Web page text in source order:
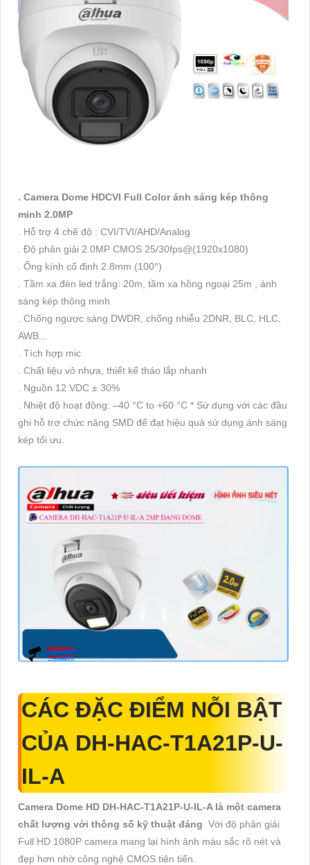
. Camera Dome HDCVI Full Color ánh sáng kép thông
minh 2.0MP
. Hỗ trợ 4 chế độ : CVI/TVI/AHD/Analog
. Độ phân giải 2.0MP CMOS 25/30fps@(1920x1080)
. Ống kính cố định 2.8mm (100°)
. Tầm xa đèn led trắng: 20m, tầm xa hồng ngoại 25m , ánh
sáng kép thông minh
. Chống ngược sáng DWDR, chống nhiễu 2DNR, BLC, HLC,
AWB...
. Tích hợp mic
. Chất liệu vỏ nhựa, thiết kế tháo lắp nhanh
. Nguồn 12 VDC ± 30%
. Nhiệt độ hoạt động: –40 °C to +60 °C * Sử dụng với các đầu
ghi hỗ trợ chức năng SMD để đạt hiệu quả sử dụng ánh sáng
kép tối ưu.
CÁC ĐẶC ĐIỂM NỖI BẬT
CỦA DH-HAC-T1A21P-U-
IL-A
Camera Dome HD DH-HAC-T1A21P-U-IL-A là một camera
chất lượng với thông số kỹ thuật đáng Với độ phân giải
Full HD 1080P camera mang lại hình ảnh màu sắc rõ nét và
đẹp hơn nhờ công nghệ CMOS tiên tiến.